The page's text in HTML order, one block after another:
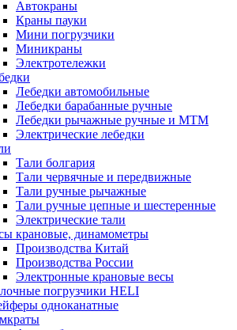
Автокраны
Краны пауки
Мини погрузчики
Миникраны
Электротележки
Лебедки автомобильные
Лебедки барабанные ручные
Лебедки рычажные ручные и МТМ
Электрические лебедки
Тали болгария
Тали червячные и передвижные
Тали ручные рычажные
Тали ручные цепные и шестеренные
Электрические тали
крановые, динамометры
Производства Китай
Производства России
Электронные крановые весы
погрузчики HELI
одноканатные